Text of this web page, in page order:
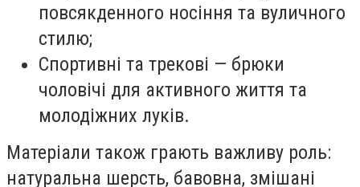
повсякденного носіння та вуличного
стилю;
Спортивні та трекові — брюки
чоловічі для активного життя та
молодіжних луків.
Матеріали також грають важливу роль:
натуральна шерсть, бавовна, змішані